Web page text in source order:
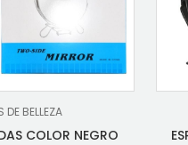
BELLEZA
COLOR NEGRO